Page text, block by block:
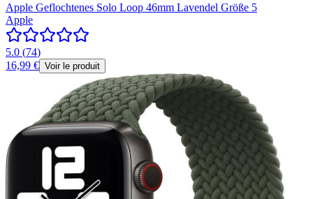
Apple Geflochtenes Solo Loop 46mm Lavendel Größe 5
Apple
5.0 (74)
16,99 € Voir le produit